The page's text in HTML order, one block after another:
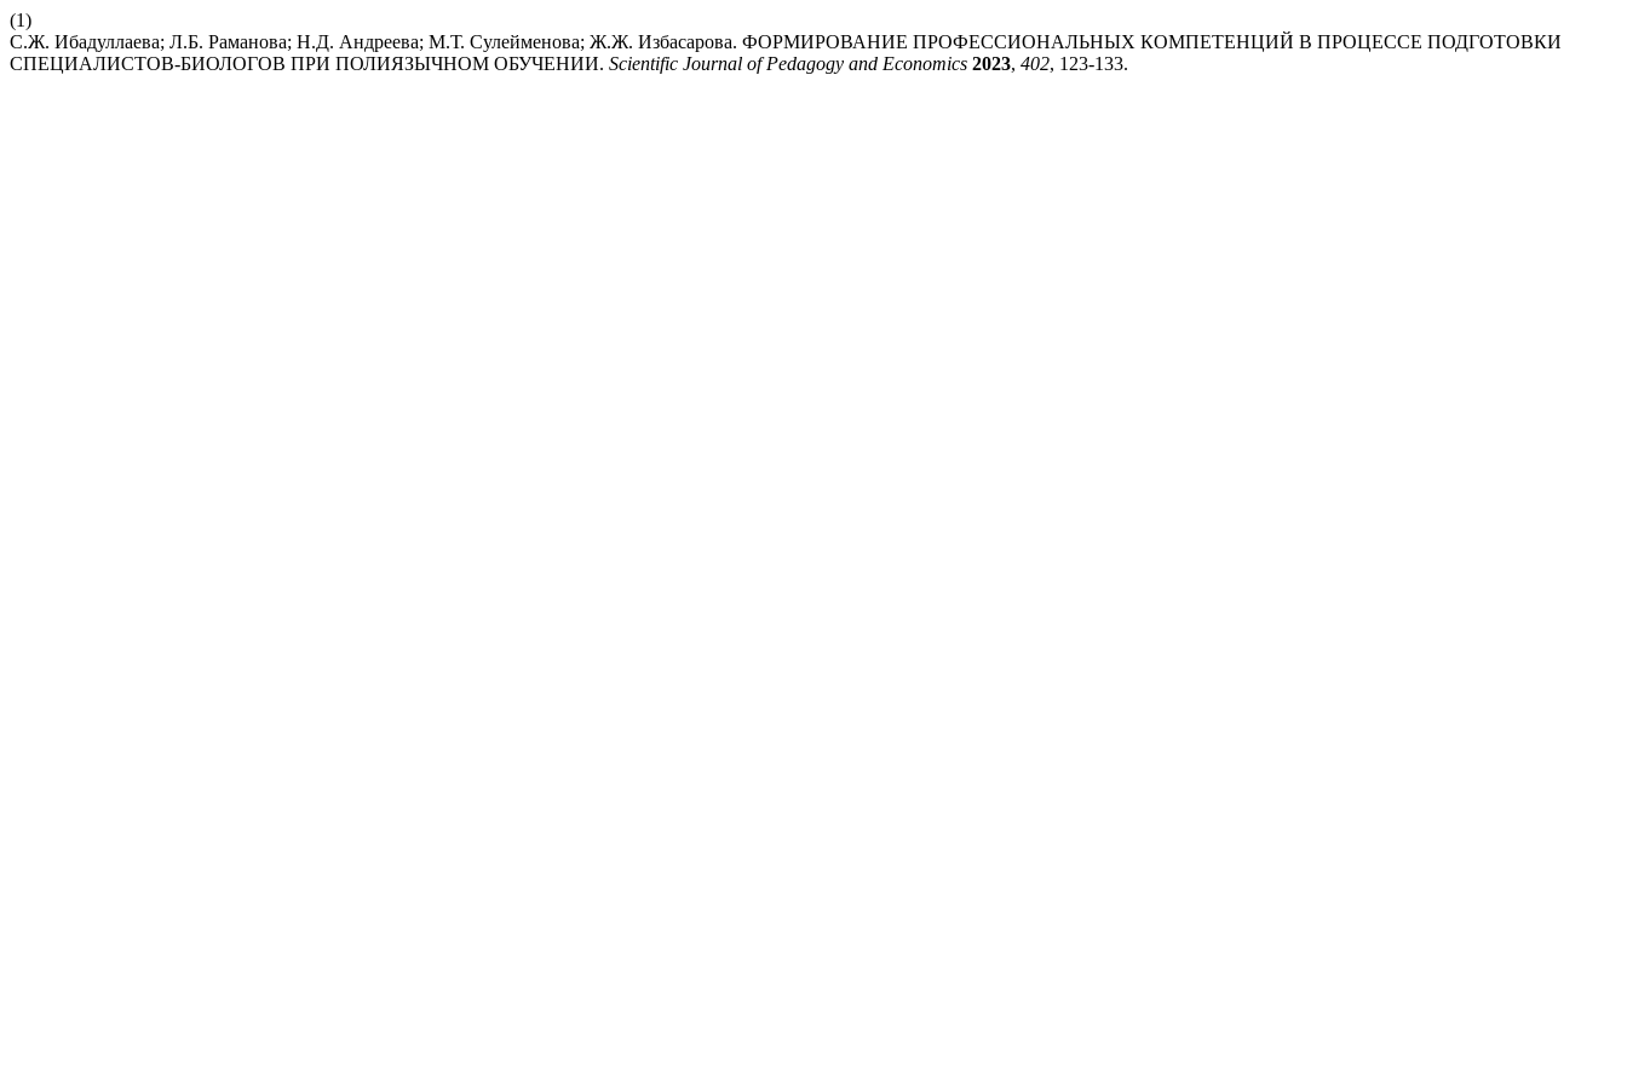
(1)
С.Ж. Ибадуллаева; Л.Б. Раманова; Н.Д. Андреева; М.Т. Сулейменова; Ж.Ж. Избасарова. ФОРМИРОВАНИЕ ПРОФЕССИОНАЛЬНЫХ КОМПЕТЕНЦИЙ В ПРОЦЕССЕ ПОДГОТОВКИ
СПЕЦИАЛИСТОВ-БИОЛОГОВ ПРИ ПОЛИЯЗЫЧНОМ ОБУЧЕНИИ. Scientific Journal of Pedagogy and Economics 2023, 402, 123-133.